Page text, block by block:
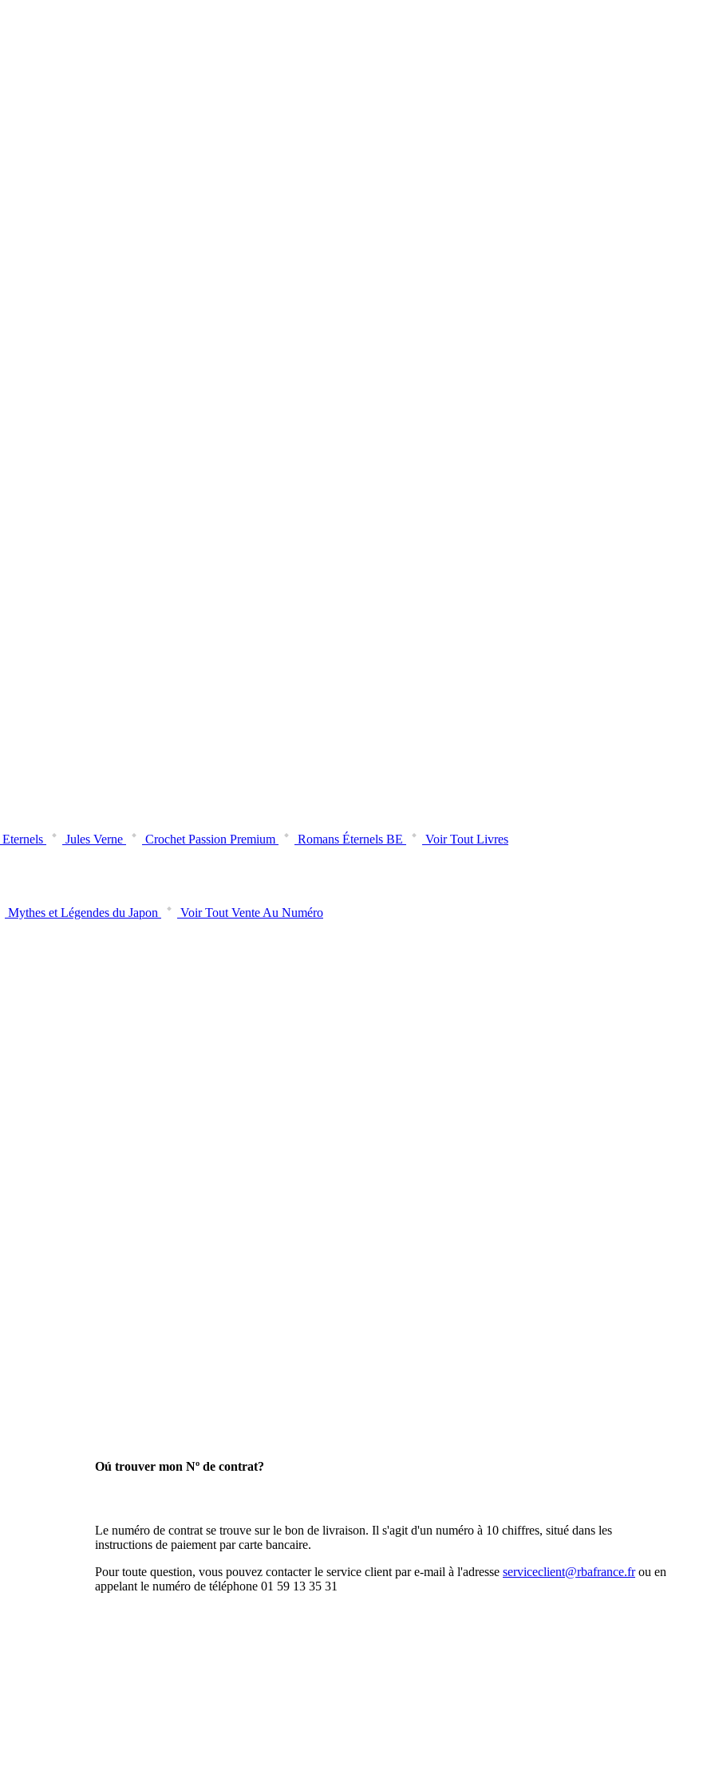
Jules Verne Crochet Passion Premium Romans Éternels BE
Voir Tout Livres
Mythes et Légendes du Japon
Voir Tout Vente Au Numéro
Oú trouver mon Nº de contrat?
Le numéro de contrat se trouve sur le bon de livraison. Il s'agit d'un numéro à 10 chiffres, situé dans les
instructions de paiement par carte bancaire.
Pour toute question, vous pouvez contacter le service client par e-mail à l'adresse serviceclient@rbafrance.frou en
appelant le numéro de téléphone 01 59 13 35 31